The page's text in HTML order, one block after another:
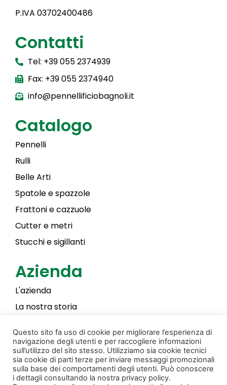
P.IVA 03702400486
Contatti
Tel: +39 055 2374939
Fax: +39 055 2374940
info@pennellificiobagnoli.it
Catalogo
Pennelli
Rulli
Belle Arti
Spatole e spazzole
Frattoni e cazzuole
Cutter e metri
Stucchi e sigillanti
Azienda
L'azienda
La nostra storia
Privacy & Cookie PolicyCreato da Donati Films
Questo sito fa uso di cookie per migliorare l’esperienza di
navigazione degli utenti e per raccogliere informazioni
sull’utilizzo del sito stesso. Utilizziamo sia cookie tecnici
sia cookie di parti terze per inviare messaggi promozionali
sulla base dei comportamenti degli utenti. Può conoscere
i dettagli consultando la nostra privacy policy.